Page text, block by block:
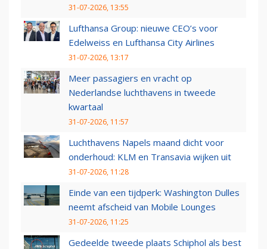
31-07-2026, 13:55
Lufthansa Group: nieuwe CEO’s voor
Edelweiss en Lufthansa City Airlines
31-07-2026, 13:17
Meer passagiers en vracht op
Nederlandse luchthavens in tweede
kwartaal
31-07-2026, 11:57
Luchthavens Napels maand dicht voor
onderhoud: KLM en Transavia wijken uit
31-07-2026, 11:28
Einde van een tijdperk: Washington Dulles
neemt afscheid van Mobile Lounges
31-07-2026, 11:25
Gedeelde tweede plaats Schiphol als best